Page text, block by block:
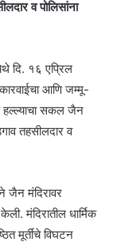
व पोलिसांना
दि. १६ एप्रिल
आणि जम्मू-
हल्ल्याचा सकल जैन
तहसीलदार व
जैन मंदिरावर
मंदिरातील धार्मिक
मूर्तींचे विघटन